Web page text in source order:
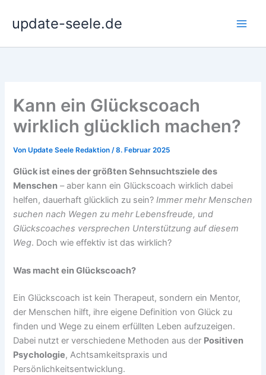
Inhalt
springen
update-seele.de
Kann ein Glückscoach
wirklich glücklich machen?
VonUpdate Seele Redaktion/8. Februar 2025
Glück ist eines der größten Sehnsuchtsziele des
Menschen – aber kann ein Glückscoach wirklich dabei
helfen, dauerhaft glücklich zu sein?Immer mehr Menschen
suchen nach Wegen zu mehr Lebensfreude, und
Glückscoaches versprechen Unterstützung auf diesem
Weg. Doch wie effektiv ist das wirklich?
Was macht ein Glückscoach?
Ein Glückscoach ist kein Therapeut, sondern ein Mentor,
der Menschen hilft, ihre eigene Definition von Glück zu
finden und Wege zu einem erfüllten Leben aufzuzeigen.
Dabei nutzt er verschiedene Methoden aus der Positiven
Psychologie, Achtsamkeitspraxis und
Persönlichkeitsentwicklung.